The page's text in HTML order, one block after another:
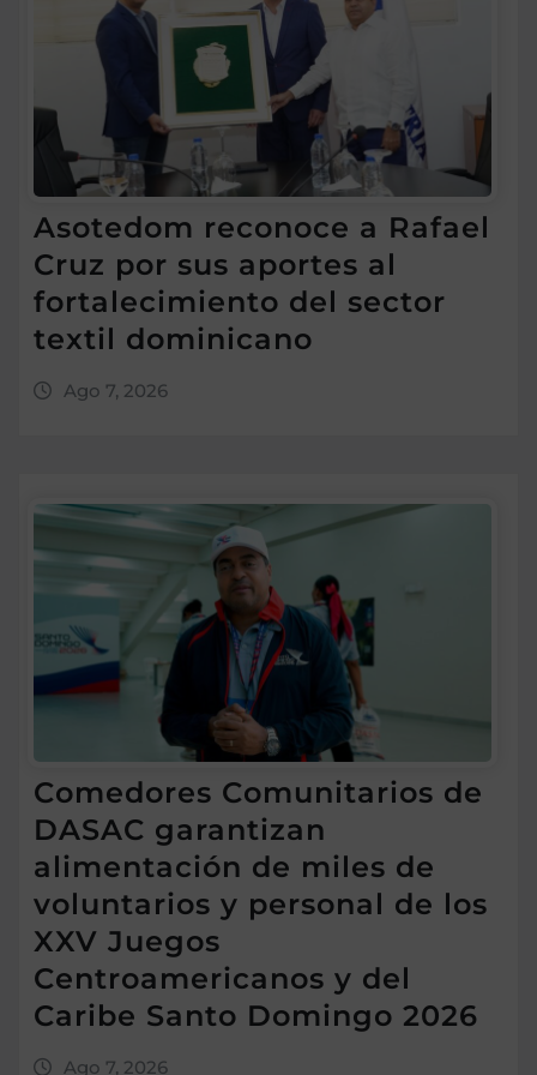
Asotedom reconoce a Rafael
Cruz por sus aportes al
fortalecimiento del sector
textil dominicano
Ago 7, 2026
Comedores Comunitarios de
DASAC garantizan
alimentación de miles de
voluntarios y personal de los
XXV Juegos
Centroamericanos y del
Caribe Santo Domingo 2026
Ago 7, 2026